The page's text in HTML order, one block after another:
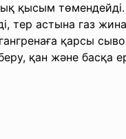
қысым
астына газ
қарсы
қан және басқа